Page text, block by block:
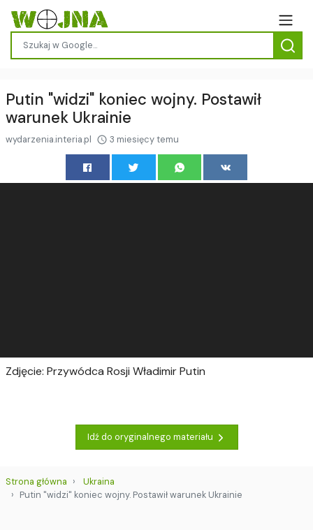
Putin "widzi" koniec wojny. Postawił
warunek Ukrainie
wydarzenia.interia.pl 3 miesięcy temu
Zdjęcie: Przywódca Rosji Władimir Putin
Idź do oryginalnego materiału
Strona główna
Ukraina
Putin "widzi" koniec wojny. Postawił warunek Ukrainie